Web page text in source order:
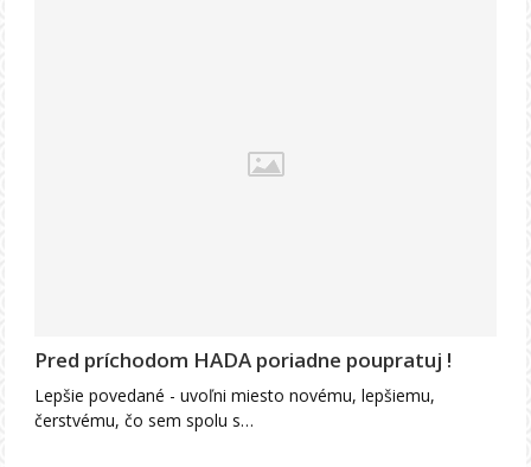
Pred príchodom HADA poriadne poupratuj !
Lepšie povedané - uvoľni miesto novému, lepšiemu,
čerstvému, čo sem spolu s…